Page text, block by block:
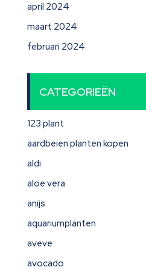
april 2024
maart 2024
februari 2024
CATEGORIEËN
123 plant
aardbeien planten kopen
aldi
aloe vera
anijs
aquariumplanten
aveve
avocado